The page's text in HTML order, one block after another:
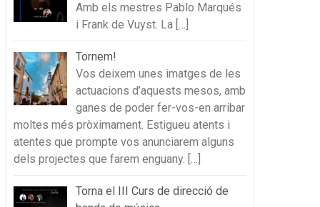
Amb els mestres Pablo Marqués
i Frank de Vuyst. La […]
Tornem!
Vos deixem unes imatges de les
actuacions d’aquests mesos, amb
ganes de poder fer-vos-en arribar
moltes més pròximament. Estigueu atents i
atentes que prompte vos anunciarem alguns
dels projectes que farem enguany. […]
Torna el III Curs de direcció de